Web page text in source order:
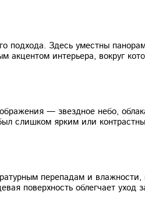
подхода. Здесь уместны
акцентом интерьера, вокруг
— звездное небо,
слишком ярким или
перепадам и
поверхность облегчает уход